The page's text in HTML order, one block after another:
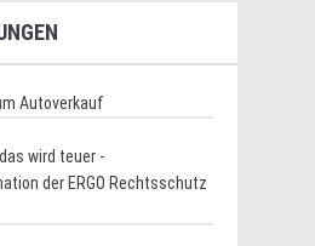
Autoverkauf
wird teuer -
der ERGO Rechtsschutz